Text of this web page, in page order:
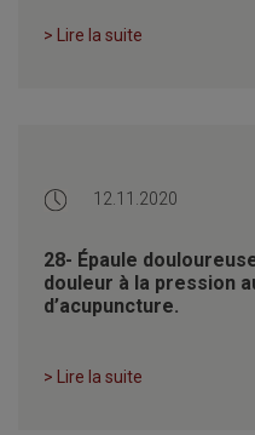
> Lire la suite
12.11.2020
28- Épaule
douleur à la pression
d’acupuncture.
> Lire la suite